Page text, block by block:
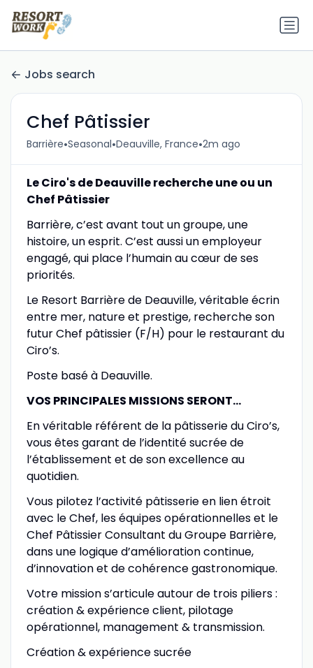
Jobs search
Chef Pâtissier
Barrière•Seasonal•Deauville, France•2m ago
Le Ciro's de Deauville recherche une ou un
Chef Pâtissier
Barrière, c’est avant tout un groupe, une
histoire, un esprit. C’est aussi un employeur
engagé, qui place l’humain au cœur de ses
priorités.
Le Resort Barrière de Deauville, véritable écrin
entre mer, nature et prestige, recherche son
futur Chef pâtissier (F/H) pour le restaurant du
Ciro’s.
Poste basé à Deauville.
VOS PRINCIPALES MISSIONS SERONT…
En véritable référent de la pâtisserie du Ciro’s,
vous êtes garant de l’identité sucrée de
l’établissement et de son excellence au
quotidien.
Vous pilotez l’activité pâtisserie en lien étroit
avec le Chef, les équipes opérationnelles et le
Chef Pâtissier Consultant du Groupe Barrière,
dans une logique d’amélioration continue,
d’innovation et de cohérence gastronomique.
Votre mission s’articule autour de trois piliers :
création & expérience client, pilotage
opérationnel, management & transmission.
Création & expérience sucrée